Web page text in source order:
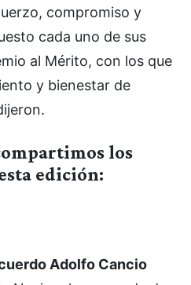
compromiso y
cada uno de sus
al Mérito, con los que
y bienestar de
los
edición:
Adolfo Cancio